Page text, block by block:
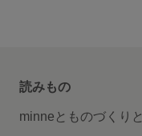
読みもの
minneとものづくりと